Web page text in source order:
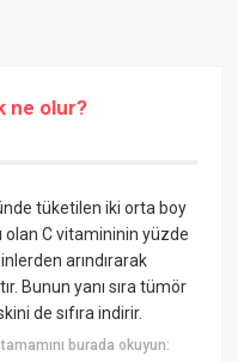
ne olur?
tüketilen iki orta boy
olan C vitamininin yüzde
arındırarak
Bunun yanı sıra tümör
de sıfıra indirir.
tamamını burada okuyun: